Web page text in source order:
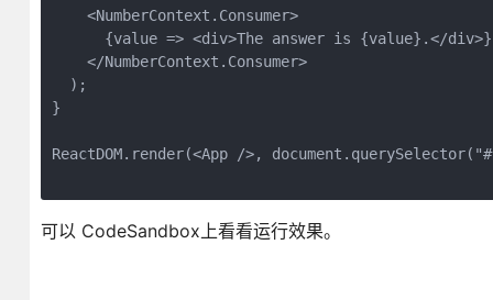
    <NumberContext.Consumer>
      {value => <div>The answer is {value}.</div>}
    </NumberContext.Consumer>
  );
}
ReactDOM.render(<App />,
可以 CodeSandbox上看看运行效果。